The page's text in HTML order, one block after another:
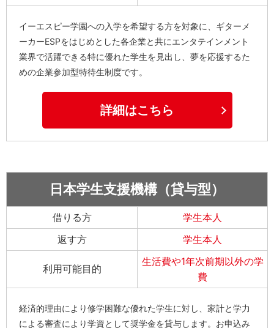
イーエスピー学園への入学を希望する方を対象に、ギターメ
ーカーESPをはじめとした各企業と共にエンタテインメント
業界で活躍できる特に優れた学生を見出し、夢を応援するた
めの企業参加型特待生制度です。
詳細はこちら
日本学生支援機構（貸与型）
借りる方
学生本人
返す方
学生本人
利用可能目的
生活費や1年次前期以外の学
費
経済的理由により修学困難な優れた学生に対し、家計と学力
による審査により学資として奨学金を貸与します。お申込み